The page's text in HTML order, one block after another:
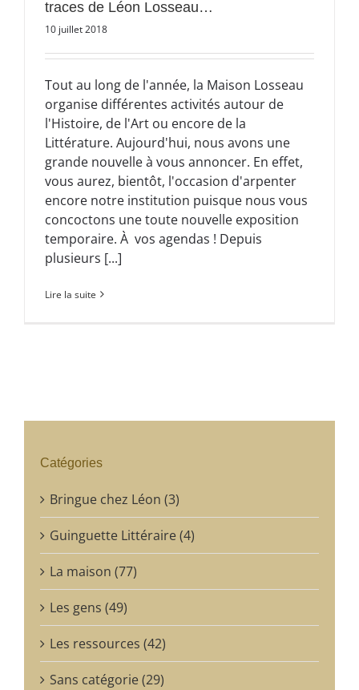
traces de Léon Losseau…
10 juillet 2018
Tout au long de l'année, la Maison Losseau
organise différentes activités autour de
l'Histoire, de l'Art ou encore de la
Littérature. Aujourd'hui, nous avons une
grande nouvelle à vous annoncer. En effet,
vous aurez, bientôt, l'occasion d'arpenter
encore notre institution puisque nous vous
concoctons une toute nouvelle exposition
temporaire. À vos agendas ! Depuis
plusieurs [...]
Lire la suite
Catégories
Bringue chez Léon (3)
Guinguette Littéraire (4)
La maison (77)
Les gens (49)
Les ressources (42)
Sans catégorie (29)